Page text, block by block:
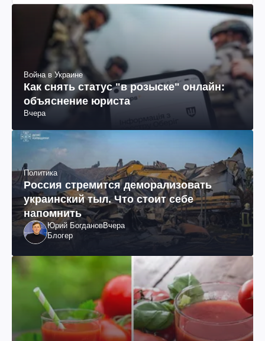
Война в Украине
Как снять статус "в розыске" онлайн:
объяснение юриста
Вчера
Политика
Россия стремится деморализовать
украинский тыл. Что стоит себе
напомнить
Юрий БогдановВчера
Блогер